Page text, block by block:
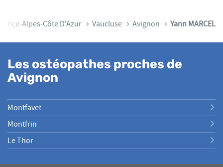
Alpes-Côte D'Azur Vaucluse Avignon Yann MARCEL
Les ostéopathes proches de
Avignon
Montfavet
Montfrin
Le Thor